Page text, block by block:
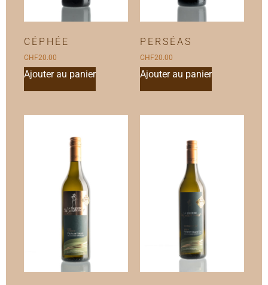
CÉPHÉE
CHF20.00
Ajouter au panier
PERSÉAS
CHF20.00
Ajouter au panier